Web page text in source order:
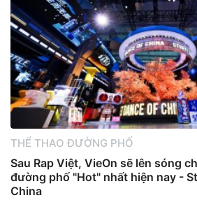
THỂ THAO ĐƯỜNG PHỐ
Sau Rap Việt, VieOn sẽ lên sóng
đường phố "Hot" nhất hiện nay -
China